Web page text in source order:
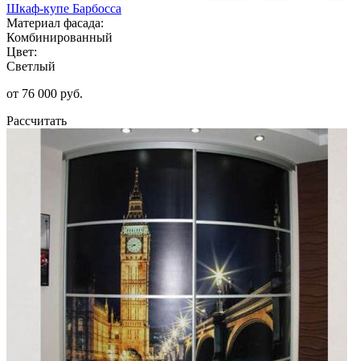
Шкаф-купе Барбосса
Материал фасада:
Комбинированный
Цвет:
Светлый
от 76 000 руб.
Рассчитать